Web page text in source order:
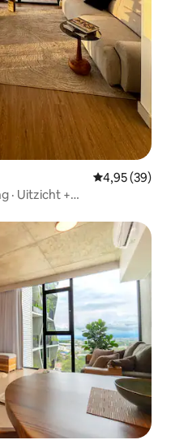
Gemiddelde
4,95 (39)
· Uitzicht +